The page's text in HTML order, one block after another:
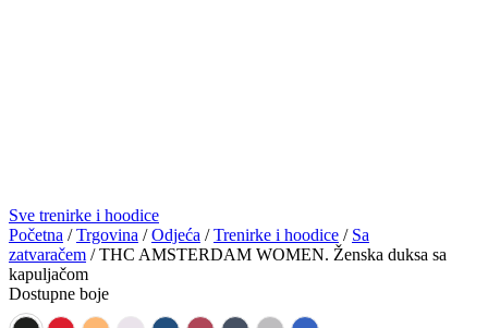
Sve trenirke i hoodice
Početna /Trgovina /Odjeća /Trenirke i hoodice / Sa
zatvaračem / THC AMSTERDAM WOMEN. Ženska duksa sa
kapuljačom
Dostupne boje